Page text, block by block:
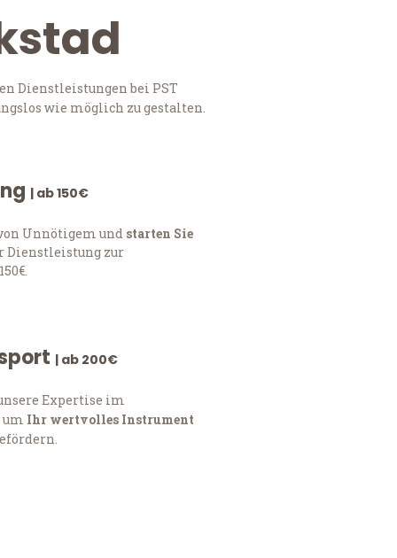
Dienstleistungen bei PST
wie möglich zu gestalten.
| ab 150€
Unnötigem und starten Sie
Dienstleistung zur
| ab 200€
Expertise im
um Ihr wertvolles Instrument